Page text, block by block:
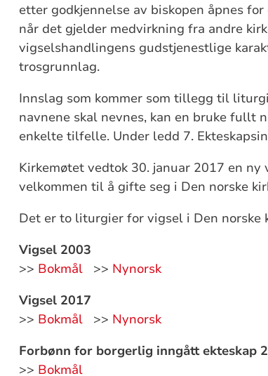
etter godkjennelse av biskopen åpnes
når det gjelder medvirkning fra andre
vigselshandlingens gudstjenestlige
trosgrunnlag.
Innslag som kommer som tillegg til
navnene skal nevnes, kan en bruke fullt
enkelte tilfelle. Under ledd 7.
Kirkemøtet vedtok 30. januar 2017 en
velkommen til å gifte seg i Den norske
Det er to liturgier for vigsel i Den norske
Vigsel 2003
>> Bokmål >> Nynorsk
Vigsel 2017
>> Bokmål >> Nynorsk
Forbønn for borgerlig inngått ekteskap
>> Bokmål